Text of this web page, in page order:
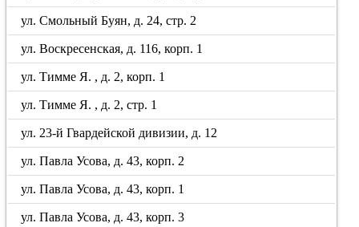
ул. Смольный Буян, д. 24, стр. 2
ул. Воскресенская, д. 116, корп. 1
ул. Тимме Я. , д. 2, корп. 1
ул. Тимме Я. , д. 2, стр. 1
ул. 23-й Гвардейской дивизии, д. 12
ул. Павла Усова, д. 43, корп. 2
ул. Павла Усова, д. 43, корп. 1
ул. Павла Усова, д. 43, корп. 3